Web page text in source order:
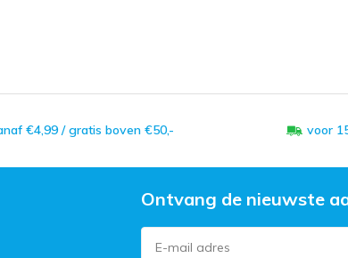
€4,99 / gratis boven €50,- voor
Ontvang de nieuwste